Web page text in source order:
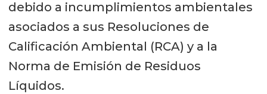
debido a incumplimientos ambientales
asociados a sus Resoluciones de
Calificación Ambiental (RCA) y a la
Norma de Emisión de Residuos
Líquidos.